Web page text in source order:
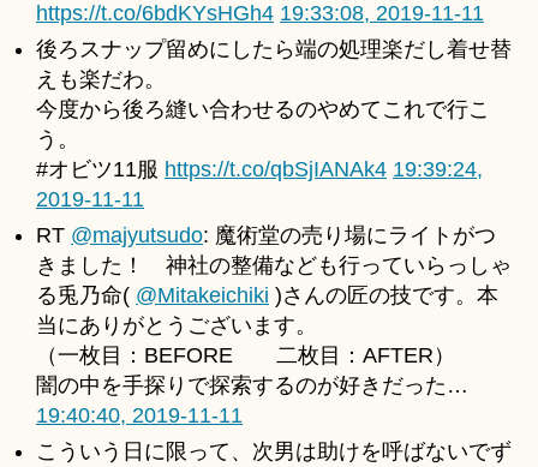
https://t.co/6bdKYsHGh4 19:33:08, 2019-11-11
後ろスナップ留めにしたら端の処理楽だし着せ替
えも楽だわ。
今度から後ろ縫い合わせるのやめてこれで行こ
う。
#オビツ11服 https://t.co/qbSjIANAk4 19:39:24,
2019-11-11
RT @majyutsudo: 魔術堂の売り場にライトがつ
きました！ 神社の整備なども行っていらっしゃ
る兎乃命( @Mitakeichiki )さんの匠の技です。本
当にありがとうございます。
（一枚目：BEFORE 二枚目：AFTER）
闇の中を手探りで探索するのが好きだった…
19:40:40, 2019-11-11
こういう日に限って、次男は助けを呼ばないでず